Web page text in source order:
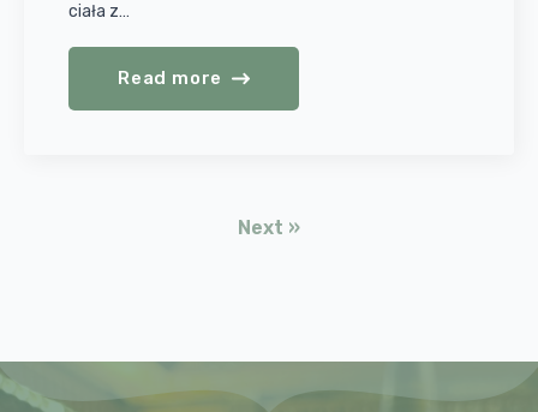
ciała z…
Read more
Next »